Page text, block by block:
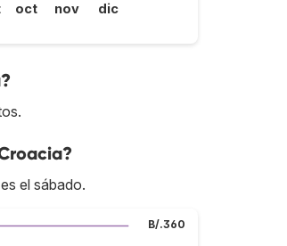
oct nov dic
el sábado.
B/.360